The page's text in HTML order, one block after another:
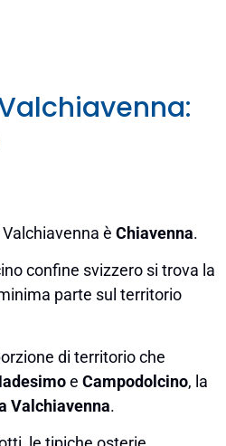
è Chiavenna.
confine svizzero si trova la
parte sul territorio
di territorio che
e Campodolcino, la
Valchiavenna.